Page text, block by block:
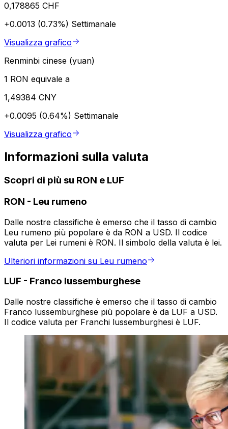
0,178865 CHF
+0.0013 (0.73%) Settimanale
Visualizza grafico
Renminbi cinese (yuan)
1 RON equivale a
1,49384 CNY
+0.0095 (0.64%) Settimanale
Visualizza grafico
Informazioni sulla valuta
Scopri di più su RON e LUF
RON - Leu rumeno
Dalle nostre classifiche è emerso che il tasso di cambio
Leu rumeno più popolare è da RON a USD. Il codice
valuta per Lei rumeni è RON. Il simbolo della valuta è lei.
Ulteriori informazioni su Leu rumeno
LUF - Franco lussemburghese
Dalle nostre classifiche è emerso che il tasso di cambio
Franco lussemburghese più popolare è da LUF a USD.
Il codice valuta per Franchi lussemburghesi è LUF.